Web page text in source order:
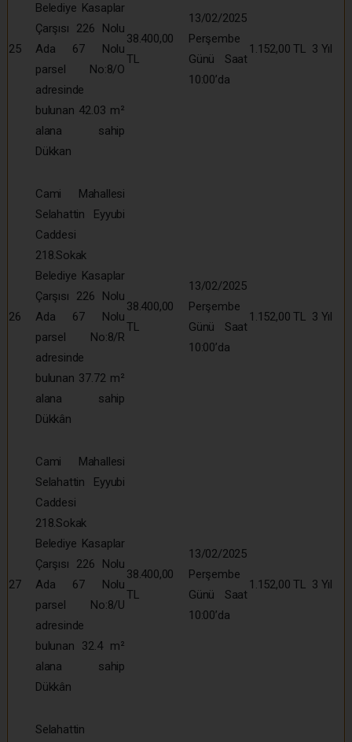
25
Belediye Kasaplar
Çarşısı 226 Nolu
Ada 67 Nolu
parsel No:8/O
adresinde
bulunan 42.03 m²
alana sahip
Dükkan
38.400,00
TL
13/02/2025
Perşembe
Günü Saat
10:00’da
1.152,00 TL 3 Yıl
26
Cami Mahallesi
Selahattin Eyyubi
Caddesi
218.Sokak
Belediye Kasaplar
Çarşısı 226 Nolu
Ada 67 Nolu
parsel No:8/R
adresinde
bulunan 37.72 m²
alana sahip
Dükkân
38.400,00
TL
13/02/2025
Perşembe
Günü Saat
10:00’da
1.152,00 TL 3 Yıl
27
Cami Mahallesi
Selahattin Eyyubi
Caddesi
218.Sokak
Belediye Kasaplar
Çarşısı 226 Nolu
Ada 67 Nolu
parsel No:8/U
adresinde
bulunan 32.4 m²
alana sahip
Dükkân
38.400,00
TL
13/02/2025
Perşembe
Günü Saat
10:00’da
1.152,00 TL 3 Yıl
Selahattin